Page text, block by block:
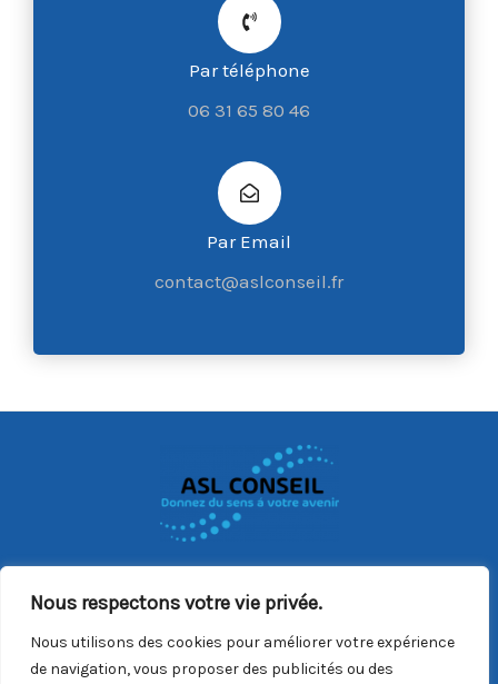
Nous respectons votre vie privée.
Nous utilisons des cookies pour améliorer votre expérience
de navigation, vous proposer des publicités ou des
Par téléphone
06 31 65 80 46
Par Email
contact@aslconseil.fr
Email : contact@aslconseil.fr